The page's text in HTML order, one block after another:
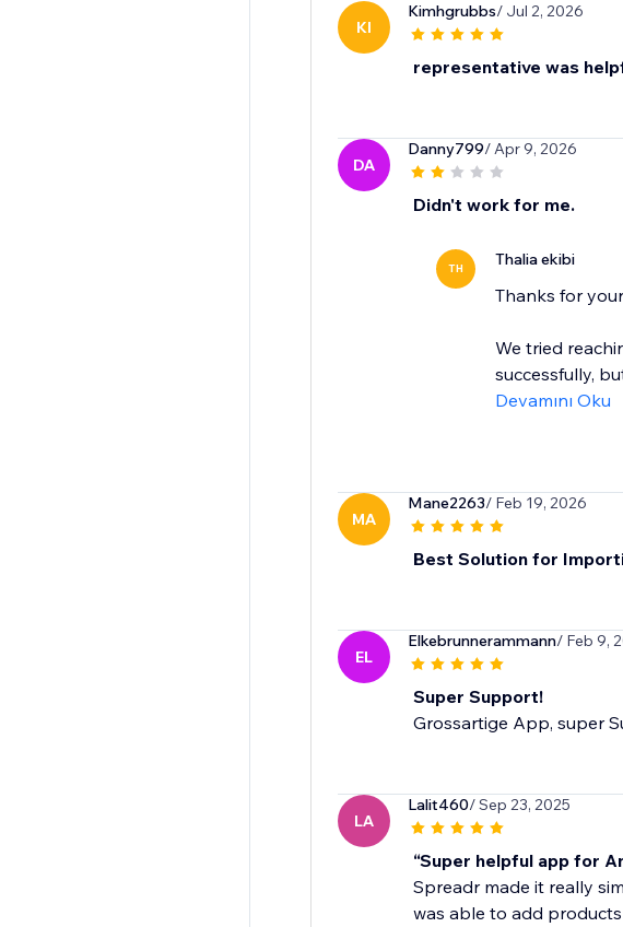
KI
Kimhgrubbs/ Jul 2, 2026
representative was
DA
Danny799/ Apr 9, 2026
Didn't work for me.
TH Thalia ekibi
Thanks for
We tried
successfully,
Devamını Oku
MA
Mane2263/ Feb 19, 2026
Best Solution for
EL
Elkebrunnerammann/ Feb 9,
Super Support!
Grossartige App, super
LA
Lalit460/ Sep 23, 2025
“Super helpful app for
Spreadr made it really
was able to add products